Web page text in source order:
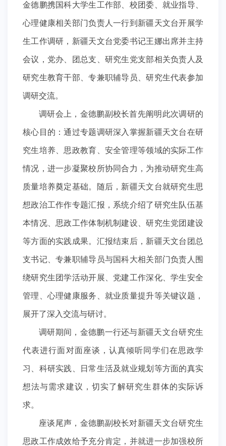
金德鹏携国科大学生工作部、校团委、就业指导、
心理健康相关部门负责人一行到新疆天文台开展学
生工作调研，新疆天文台党委书记王娜出席并主持
会议，党办、团总支、研究生党支部相关负责人及
研究生教育干部、专兼职辅导员、研究生代表参加
调研交流。
调研会上，金德鹏副校长首先阐明此次调研的
核心目的：通过专题调研深入掌握新疆天文台在研
究生培养、思政教育、安全管理等领域的实际工作
情况，进一步凝聚校所协同合力，为推动研究生高
质量培养奠定基础。随后，新疆天文台就研究生思
想政治工作作专题汇报，系统介绍了研究生队伍基
本情况、思政工作体制机制建设、研究生党团建设
等方面的实践成果。汇报结束后，新疆天文台团总
支书记、专兼职辅导员与国科大相关部门负责人围
绕研究生团学活动开展、党建工作深化、学生安全
管理、心理健康服务、就业质量提升等关键议题，
展开了深入交流与研讨。
调研期间，金德鹏一行还与新疆天文台研究生
代表进行面对面座谈，认真倾听同学们在思政学
习、科研实践、日常生活及就业规划等方面的真实
想法与需求建议，切实了解研究生群体的实际诉
求。
座谈尾声，金德鹏副校长对新疆天文台研究生
思政工作成效给予充分肯定，并就进一步加强校所